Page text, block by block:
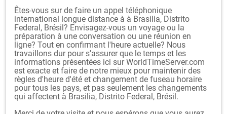
Êtes-vous sur de faire un appel téléphonique
international longue distance à à Brasilia, Distrito
Federal, Brésil? Envisagez-vous un voyage ou la
préparation à une conversation ou une réunion en
ligne? Tout en confirmant l'heure actuelle? Nous
travaillons dur pour s'assurer que le temps et les
informations présentées ici sur WorldTimeServer.com
est exacte et faire de notre mieux pour maintenir des
règles d'heure d'été et changement de fuseau horaire
pour tous les pays, et pas seulement les changements
qui affectent à Brasilia, Distrito Federal, Brésil.